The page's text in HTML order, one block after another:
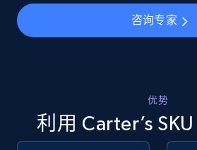
667+
Seller id, URL, Seller name,
info, Stars, Feedbacks, Return
咨询专家
优势
利用 Carter’s